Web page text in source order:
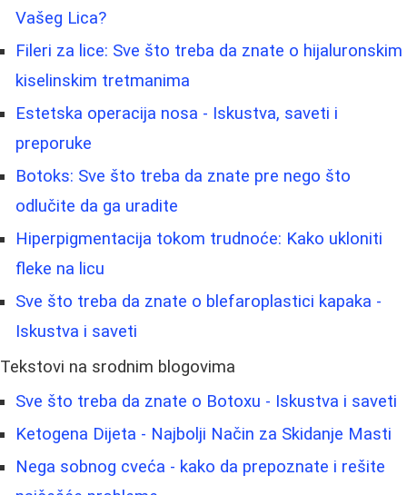
Vašeg Lica?
Fileri za lice: Sve što treba da znate o hijaluronskim
kiselinskim tretmanima
Estetska operacija nosa - Iskustva, saveti i
preporuke
Botoks: Sve što treba da znate pre nego što
odlučite da ga uradite
Hiperpigmentacija tokom trudnoće: Kako ukloniti
fleke na licu
Sve što treba da znate o blefaroplastici kapaka -
Iskustva i saveti
Tekstovi na srodnim blogovima
Sve što treba da znate o Botoxu - Iskustva i saveti
Ketogena Dijeta - Najbolji Način za Skidanje Masti
Nega sobnog cveća - kako da prepoznate i rešite